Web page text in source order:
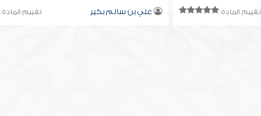
تقييم المادة: علي بن سالم بكير تقييم المادة: